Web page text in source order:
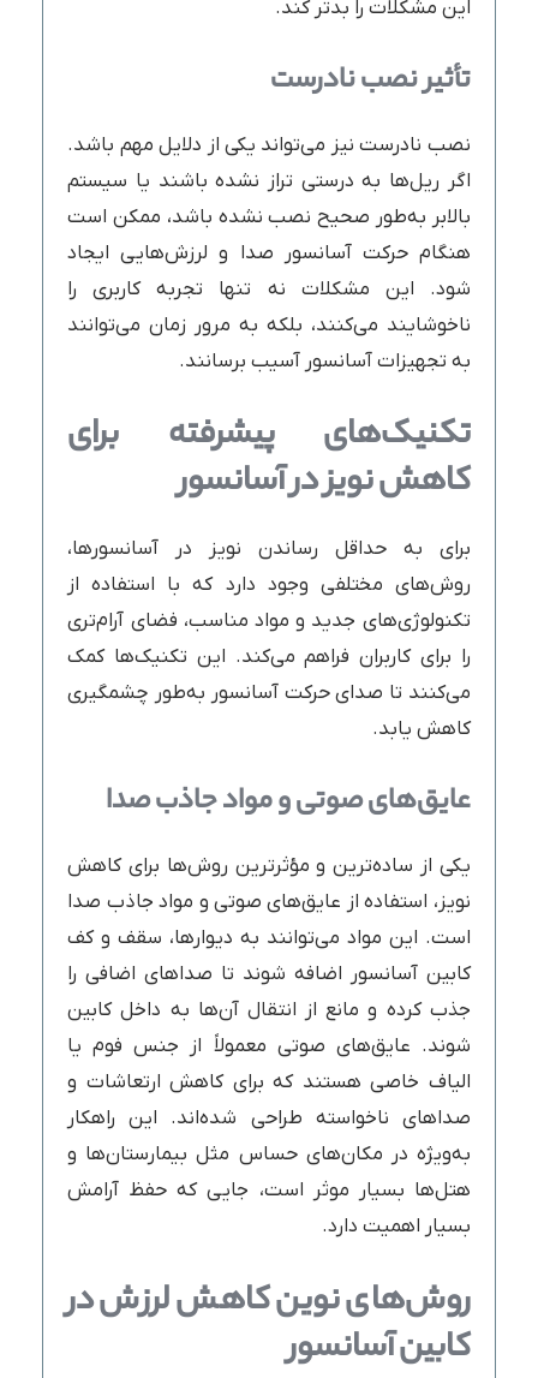
این مشکلات را بدتر کند.
تأثیر نصب نادرست
نصب نادرست نیز می‌تواند یکی از دلایل مهم باشد.
اگر ریل‌ها به درستی تراز نشده باشند یا سیستم
بالابر به‌طور صحیح نصب نشده باشد، ممکن است
هنگام حرکت آسانسور صدا و لرزش‌هایی ایجاد
شود. این مشکلات نه تنها تجربه کاربری را
ناخوشایند می‌کنند، بلکه به مرور زمان می‌توانند
به تجهیزات آسانسور آسیب برسانند.
تکنیک‌های پیشرفته برای
کاهش نویز در آسانسور
برای به حداقل رساندن نویز در آسانسورها،
روش‌های مختلفی وجود دارد که با استفاده از
تکنولوژی‌های جدید و مواد مناسب، فضای آرام‌تری
را برای کاربران فراهم می‌کند. این تکنیک‌ها کمک
می‌کنند تا صدای حرکت آسانسور به‌طور چشمگیری
کاهش یابد.
عایق‌های صوتی و مواد جاذب صدا
یکی از ساده‌ترین و مؤثرترین روش‌ها برای کاهش
نویز، استفاده از عایق‌های صوتی و مواد جاذب صدا
است. این مواد می‌توانند به دیوارها، سقف و کف
کابین آسانسور اضافه شوند تا صداهای اضافی را
جذب کرده و مانع از انتقال آن‌ها به داخل کابین
شوند. عایق‌های صوتی معمولاً از جنس فوم یا
الیاف خاصی هستند که برای کاهش ارتعاشات و
صداهای ناخواسته طراحی شده‌اند. این راهکار
به‌ویژه در مکان‌های حساس مثل بیمارستان‌ها و
هتل‌ها بسیار موثر است، جایی که حفظ آرامش
بسیار اهمیت دارد.
روش‌های نوین کاهش لرزش در
کابین آسانسور